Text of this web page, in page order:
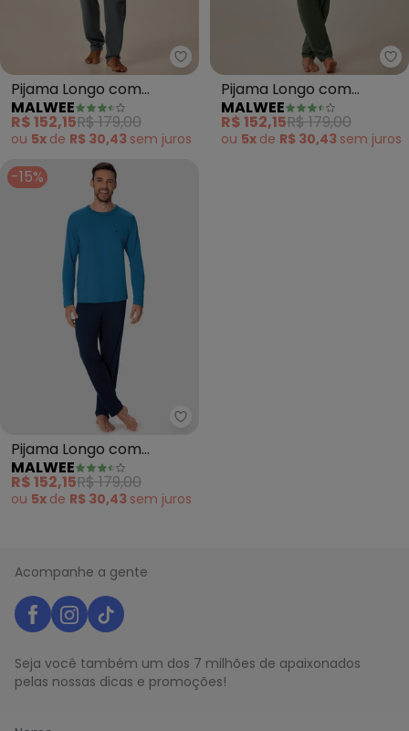
Malwee - Pijama Longo com
Pijama Longo com
Bordado (Taupe)
MALWEE
R$ 152,15R$ 179,00
ou 5x de R$ 30,43 sem juros
Pijama Longo com
Bordado (Verde)
MALWEE
R$ 152,15R$ 179,00
ou 5x de R$ 30,43 sem juros
-15%
Malwee - Pijama Longo com
Pijama Longo com
Bordado (Azul)
MALWEE
R$ 152,15R$ 179,00
ou 5x de R$ 30,43 sem juros
Acompanhe a gente
Seja você também um dos 7 milhões de apaixonados
pelas nossas dicas e promoções!